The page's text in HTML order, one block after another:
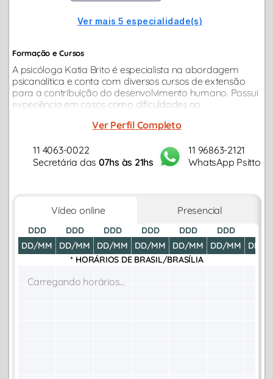
Ver mais 5 especialidade(s)
Formação e Cursos
A psicóloga Katia Brito é especialista na abordagem
psicanalítica e conta com diversos cursos de extensão
para a contribuição do desenvolvimento humano. Possui
experiência em casos como dificuldades no
autoconhecimento, autodesenvolvimento...
Ver Perfil Completo
11 4063-0022
Secretária das 07hs às 21hs
11 96863-2121
WhatsApp Psitto
Vídeo online Presencial
DDD
DD/MM
DDD
DD/MM
DDD
DD/MM
DDD
DD/MM
DDD
DD/MM
DDD
DD/MM
DD/
* HORÁRIOS DE BRASIL/BRASÍLIA
Carregando horários...